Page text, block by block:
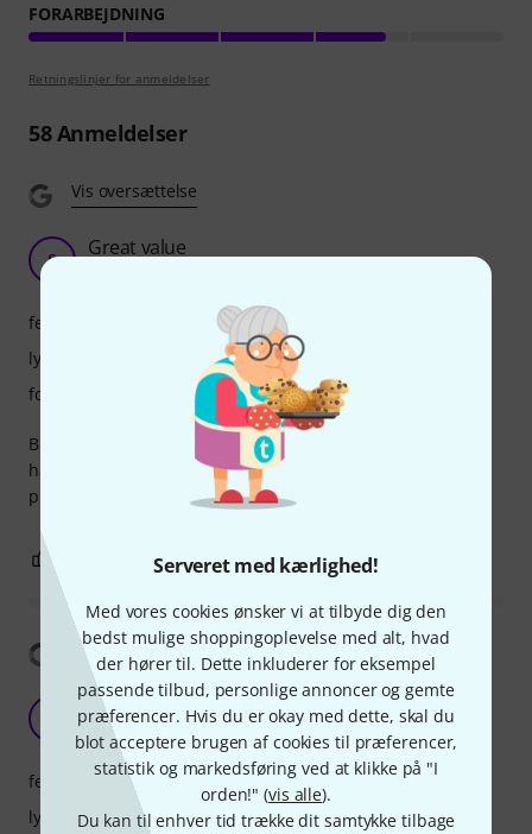
Serveret med kærlighed!
Med vores cookies ønsker vi at tilbyde dig den
bedst mulige shoppingoplevelse med alt, hvad
der hører til. Dette inkluderer for eksempel
passende tilbud, personlige annoncer og gemte
præferencer. Hvis du er okay med dette, skal du
blot acceptere brugen af cookies til præferencer,
statistik og markedsføring ved at klikke på "I
orden!" (vis alle).
Du kan til enhver tid trække dit samtykke tilbage
FORARBEJDNING
Retningslinjer for anmeldelser
58Anmeldelser
Vis oversættelse
S Great value
Brilliant beginners instrument that parents are more than
happy to buy for children learning at school. They sound
pretty good and hold their tune well. The price is fantastic.
features
lyd
forarbejdning
ANMELD BEDØMMELSE
Vis oversættelse
Startone CG 851 3/4 review
Pietro G. 21.06.2013
features
lyd